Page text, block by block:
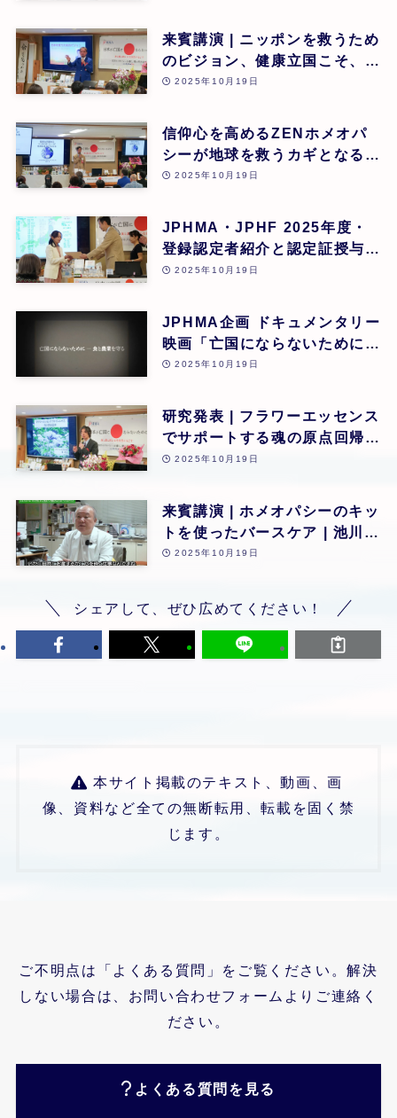
来賓講演 | ニッポンを救うため
のビジョン、健康立国こそ、日
本再生の道 | 吉野敏明(医療法
ック 院長) | 第26回
2025年10月19日
信仰心を高めるZENホメオパ
シーが地球を救うカギとなる |
道繁良 | 第26回
2025年10月19日
JPHMA・JPHF 2025年度・
登録認定者紹介と認定証授与式
| 第26回
2025年10月19日
JPHMA企画 ドキュメンタリー
映画「亡国にならないために食
と農業を守る」 | 第26回
2025年10月19日
研究発表 | フラワーエッセンス
でサポートする魂の原点回帰 |
東昭史 | 第26回
2025年10月19日
来賓講演 | ホメオパシーのキッ
トを使ったバースケア | 池川
明 | 第26回
2025年10月19日
シェアして、ぜひ広めてください！
本サイト掲載のテキスト、動画、画
像、資料など全ての無断転用、転載を固く禁
じます。
ご不明点は「よくある質問」をご覧ください。解決
しない場合は、お問い合わせフォームよりご連絡く
ださい。
よくある質問を見る